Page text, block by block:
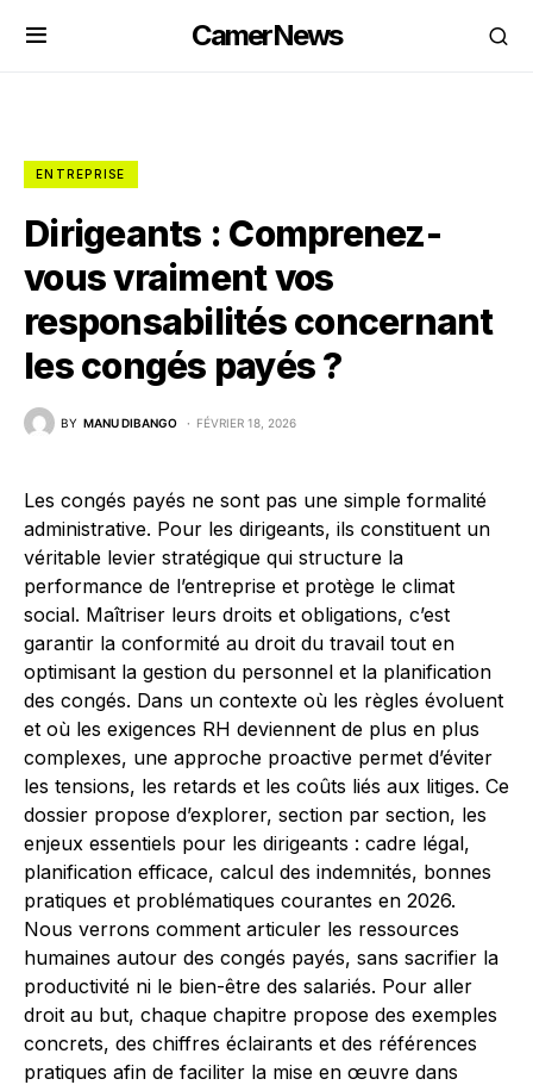
CamerNews
ENTREPRISE
Dirigeants : Comprenez-
vous vraiment vos
responsabilités concernant
les congés payés ?
BY MANU DIBANGO FÉVRIER 18, 2026
Les congés payés ne sont pas une simple formalité
administrative. Pour les dirigeants, ils constituent un
véritable levier stratégique qui structure la
performance de l’entreprise et protège le climat
social. Maîtriser leurs droits et obligations, c’est
garantir la conformité au droit du travail tout en
optimisant la gestion du personnel et la planification
des congés. Dans un contexte où les règles évoluent
et où les exigences RH deviennent de plus en plus
complexes, une approche proactive permet d’éviter
les tensions, les retards et les coûts liés aux litiges. Ce
dossier propose d’explorer, section par section, les
enjeux essentiels pour les dirigeants : cadre légal,
planification efficace, calcul des indemnités, bonnes
pratiques et problématiques courantes en 2026.
Nous verrons comment articuler les ressources
humaines autour des congés payés, sans sacrifier la
productivité ni le bien-être des salariés. Pour aller
droit au but, chaque chapitre propose des exemples
concrets, des chiffres éclairants et des références
pratiques afin de faciliter la mise en œuvre dans